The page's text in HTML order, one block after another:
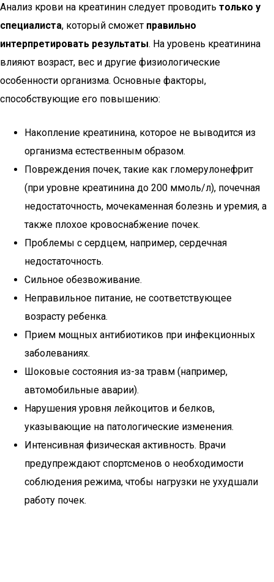
Анализ крови на креатинин следует проводить только у
специалиста, который сможет правильно
интерпретировать результаты. На уровень креатинина
влияют возраст, вес и другие физиологические
особенности организма. Основные факторы,
способствующие его повышению:
Накопление креатинина, которое не выводится из
организма естественным образом.
Повреждения почек, такие как гломерулонефрит
(при уровне креатинина до 200 ммоль/л), почечная
недостаточность, мочекаменная болезнь и уремия, а
также плохое кровоснабжение почек.
Проблемы с сердцем, например, сердечная
недостаточность.
Сильное обезвоживание.
Неправильное питание, не соответствующее
возрасту ребенка.
Прием мощных антибиотиков при инфекционных
заболеваниях.
Шоковые состояния из-за травм (например,
автомобильные аварии).
Нарушения уровня лейкоцитов и белков,
указывающие на патологические изменения.
Интенсивная физическая активность. Врачи
предупреждают спортсменов о необходимости
соблюдения режима, чтобы нагрузки не ухудшали
работу почек.